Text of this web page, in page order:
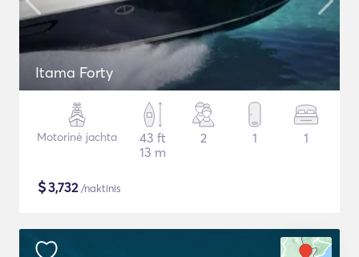
Itama Forty
Motorinė jachta
43 ft
13 m
2 1 1
$3,732/naktinis